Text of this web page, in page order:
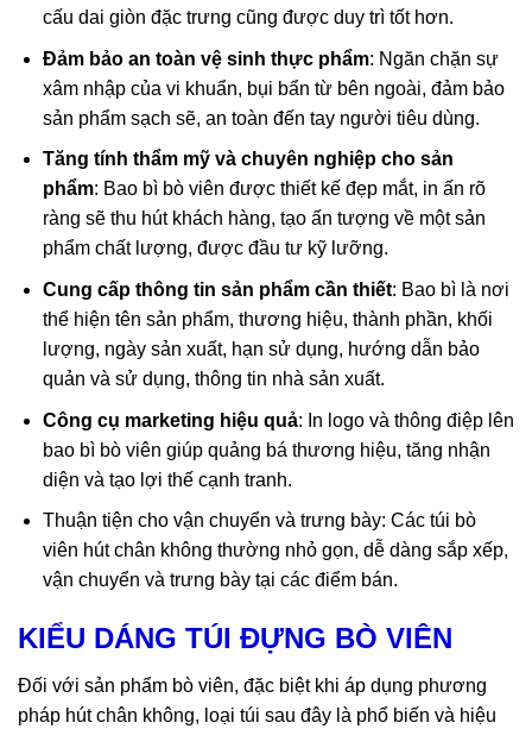
cấu dai giòn đặc trưng cũng được duy trì tốt hơn.
Đảm bảo an toàn vệ sinh thực phẩm: Ngăn chặn sự
xâm nhập của vi khuẩn, bụi bẩn từ bên ngoài, đảm bảo
sản phẩm sạch sẽ, an toàn đến tay người tiêu dùng.
Tăng tính thẩm mỹ và chuyên nghiệp cho sản
phẩm: Bao bì bò viên được thiết kế đẹp mắt, in ấn rõ
ràng sẽ thu hút khách hàng, tạo ấn tượng về một sản
phẩm chất lượng, được đầu tư kỹ lưỡng.
Cung cấp thông tin sản phẩm cần thiết: Bao bì là nơi
thể hiện tên sản phẩm, thương hiệu, thành phần, khối
lượng, ngày sản xuất, hạn sử dụng, hướng dẫn bảo
quản và sử dụng, thông tin nhà sản xuất.
Công cụ marketing hiệu quả: In logo và thông điệp lên
bao bì bò viên giúp quảng bá thương hiệu, tăng nhận
diện và tạo lợi thế cạnh tranh.
Thuận tiện cho vận chuyển và trưng bày: Các túi bò
viên hút chân không thường nhỏ gọn, dễ dàng sắp xếp,
vận chuyển và trưng bày tại các điểm bán.
KIỂU DÁNG TÚI ĐỰNG BÒ VIÊN
Đối với sản phẩm bò viên, đặc biệt khi áp dụng phương
pháp hút chân không, loại túi sau đây là phổ biến và hiệu